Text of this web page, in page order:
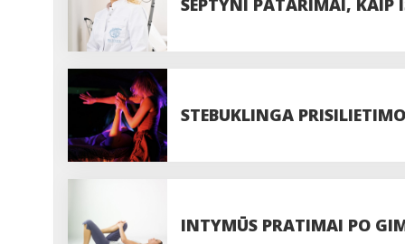
SEPTYNI PATARIMAI, KAIP
STEBUKLINGA
INTYMŪS PRATIMAI PO